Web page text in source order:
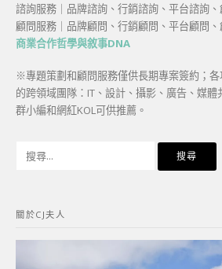
諮詢服務｜品牌諮詢、行銷諮詢、平台諮詢
顧問服務｜品牌顧問、行銷顧問、平台顧問、
商業合作哲學與敘事DNA
※專題策劃和顧問服務僅供長期專案簽約；
的跨領域團隊：IT、設計、攝影、廣告、媒
群小編和網紅KOL可供推薦。
字:
關於CJ夫人